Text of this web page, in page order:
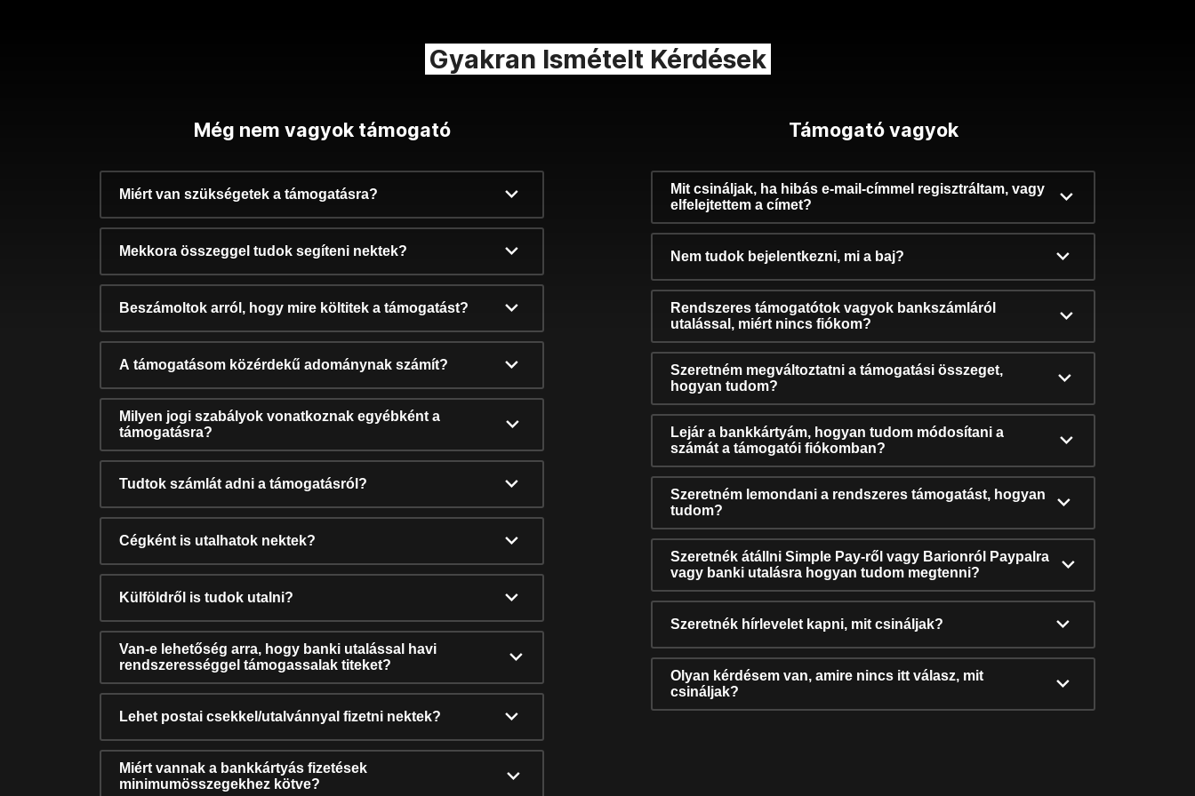
Gyakran Ismételt Kérdések
Még nem vagyok támogató
Miért van szükségetek a támogatásra?
Mekkora összeggel tudok segíteni nektek?
Beszámoltok arról, hogy mire költitek a támogatást?
A támogatásom közérdekű adománynak számít?
Milyen jogi szabályok vonatkoznak egyébként a
támogatásra?
Tudtok számlát adni a támogatásról?
Cégként is utalhatok nektek?
Külföldről is tudok utalni?
Van-e lehetőség arra, hogy banki utalással havi
rendszerességgel támogassalak titeket?
Lehet postai csekkel/utalvánnyal fizetni nektek?
Miért vannak a bankkártyás fizetések
minimumösszegekhez kötve?
Támogató vagyok
Mit csináljak, ha hibás e-mail-címmel regisztráltam, vagy
elfelejtettem a címet?
Nem tudok bejelentkezni, mi a baj?
Rendszeres támogatótok vagyok bankszámláról
utalással, miért nincs fiókom?
Szeretném megváltoztatni a támogatási összeget,
hogyan tudom?
Lejár a bankkártyám, hogyan tudom módosítani a
számát a támogatói fiókomban?
Szeretném lemondani a rendszeres támogatást, hogyan
tudom?
Szeretnék átállni Simple Pay-ről vagy Barionról Paypalra
vagy banki utalásra hogyan tudom megtenni?
Szeretnék hírlevelet kapni, mit csináljak?
Olyan kérdésem van, amire nincs itt válasz, mit
csináljak?